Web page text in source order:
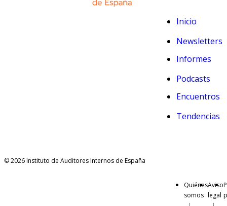
Inicio
Newsletters
Informes
Podcasts
Encuentros
Tendencias
© 2026 Instituto de Auditores Internos de España
Quiénes
somos
Aviso
legal